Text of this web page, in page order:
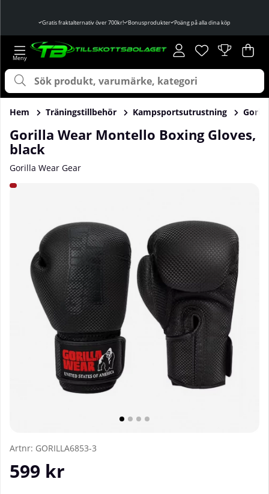
Gratis fraktalternativ över 700kr! Bonusprodukter Poäng på alla dina köp
Önskelista
Antal i
. .
Hem Träningstillbehör Kampsportsutrustning
Gorilla Wear Montello Boxing Gloves,
black
Gorilla Wear Gear
Produktbilder Gorilla Wear Montello Boxing Gloves, black
Artnr: GORILLA6853-3
599 kr